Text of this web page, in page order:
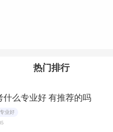
热门排行
什么专业好 有推荐的吗
业好